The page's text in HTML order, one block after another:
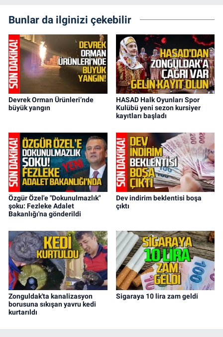
Bunlar da ilginizi çekebilir
Devrek Orman Ürünleri’nde
büyük yangın
HASAD Halk Oyunları Spor
Kulübü yeni sezon kursiyer
kayıtları başladı
Özgür Özel'e "Dokunulmazlık"
şoku: Fezleke Adalet
Bakanlığı'na gönderildi
Dev indirim beklentisi boşa
çıktı
Zonguldak'ta kanalizasyon
borusuna sıkışan yavru kedi
kurtarıldı
Sigaraya 10 lira zam geldi